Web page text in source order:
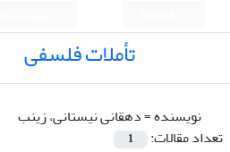
تأملات فلسفی
نویسنده =دهقانی نیستانی، زینب
تعداد مقالات:
1